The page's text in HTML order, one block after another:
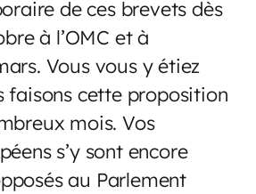
de ces brevets dès
à l’OMC et à
Vous vous y étiez
faisons cette proposition
mois. Vos
s’y sont encore
au Parlement